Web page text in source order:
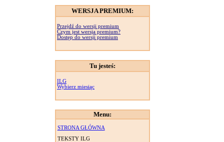
WERSJA PREMIUM:
Przejdź do wersji premium
Czym jest wersja premium?
Dostęp do wersji premium
Tu jesteś:
ILG
Wybierz miesiąc
Menu:
STRONA GŁÓWNA
TEKSTY ILG